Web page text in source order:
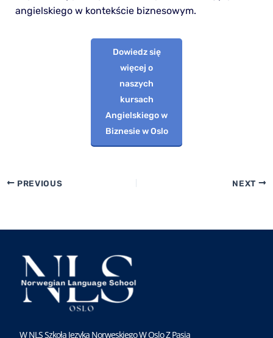
angielskiego w kontekście biznesowym.
Dowiedz się
więcej o
naszych
kursach
Angielskiego w
Biznesie w Oslo
PREVIOUS NEXT
W NLS Szkoła Języka Norweskiego W Oslo Z Pasją